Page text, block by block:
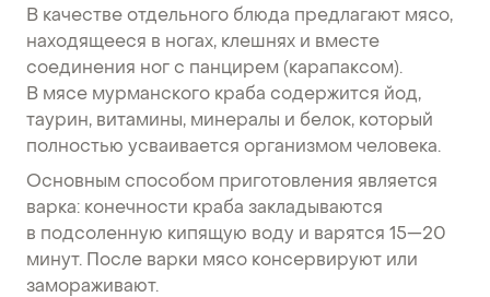
В качестве отдельного блюда предлагают мясо,
находящееся в ногах, клешнях и вместе
соединения ног с панцирем (карапаксом).
В мясе мурманского краба содержится йод,
таурин, витамины, минералы и белок, который
полностью усваивается организмом человека.
Основным способом приготовления является
варка: конечности краба закладываются
в подсоленную кипящую воду и варятся 15—20
минут. После варки мясо консервируют или
замораживают.